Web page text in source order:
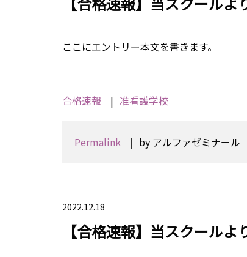
ここにエントリー本文を書きます。
合格速報 准看護学校
Permalink by アルファゼミナール
2022.12.18
【合格速報】当スクール